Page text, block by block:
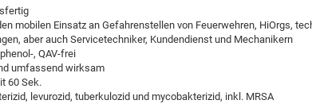
mobilen Einsatz an Gefahrenstellen von Feuerwehren, HiOrgs,
aber auch Servicetechniker, Kundendienst und Mechanikern
, QAV-frei
umfassend wirksam
60 Sek.
levurozid, tuberkulozid und mycobakterizid, inkl. MRSA